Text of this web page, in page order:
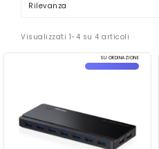
Rilevanza
Visualizzati 1-4 su 4 articoli
SU ORDINAZIONE